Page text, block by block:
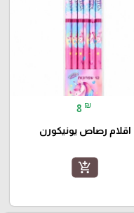
8 ₪
اقلام رصاص يونيكورن
add_shopping_cart